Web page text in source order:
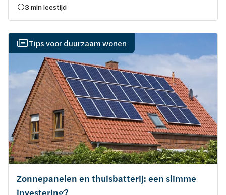
3 min leestijd
Tips voor duurzaam wonen
Zonnepanelen en thuisbatterij: een slimme